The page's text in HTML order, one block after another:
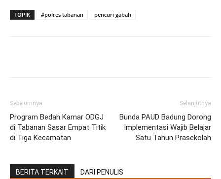
TOPIK #polres tabanan pencuri gabah
Sebelumnya
Program Bedah Kamar ODGJ
di Tabanan Sasar Empat Titik
di Tiga Kecamatan
Selanjutnya
Bunda PAUD Badung Dorong
Implementasi Wajib Belajar
Satu Tahun Prasekolah
BERITA TERKAIT DARI PENULIS